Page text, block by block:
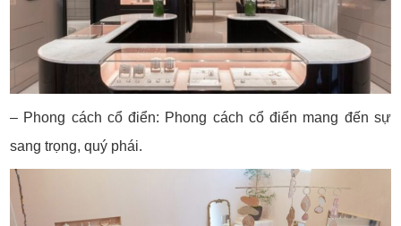
– Phong cách cổ điển: Phong cách cổ điển mang đến sự
sang trọng, quý phái.